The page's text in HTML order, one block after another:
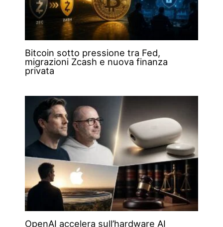
Bitcoin sotto pressione tra Fed,
migrazioni Zcash e nuova finanza
privata
OpenAI accelera sull’hardware AI